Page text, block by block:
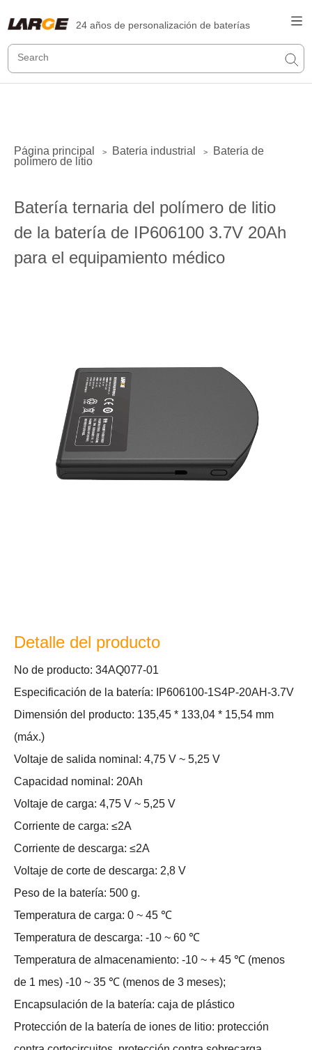
24 años de personalización de baterías
Página principal > Batería industrial >
Batería de
polímero de litio
Batería ternaria del polímero de litio
de la batería de IP606100 3.7V 20Ah
para el equipamiento médico
Detalle del producto
No de producto: 34AQ077-01
Especificación de la batería: IP606100-1S4P-20AH-3.7V
Dimensión del producto: 135,45 * 133,04 * 15,54 mm
(máx.)
Voltaje de salida nominal: 4,75 V ~ 5,25 V
Capacidad nominal: 20Ah
Voltaje de carga: 4,75 V ~ 5,25 V
Corriente de carga: ≤2A
Corriente de descarga: ≤2A
Voltaje de corte de descarga: 2,8 V
Peso de la batería: 500 g.
Temperatura de carga: 0 ~ 45 ℃
Temperatura de descarga: -10 ~ 60 ℃
Temperatura de almacenamiento: -10 ~ + 45 ℃ (menos
de 1 mes) -10 ~ 35 ℃ (menos de 3 meses);
Encapsulación de la batería: caja de plástico
Protección de la batería de iones de litio: protección